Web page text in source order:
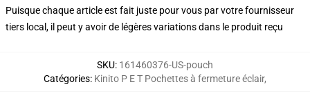
Puisque chaque article est fait juste pour vous par votre fournisseur
tiers local, il peut y avoir de légères variations dans le produit reçu
SKU: 161460376-US-pouch
Catégories: Kinito P E T Pochettes à fermeture éclair,